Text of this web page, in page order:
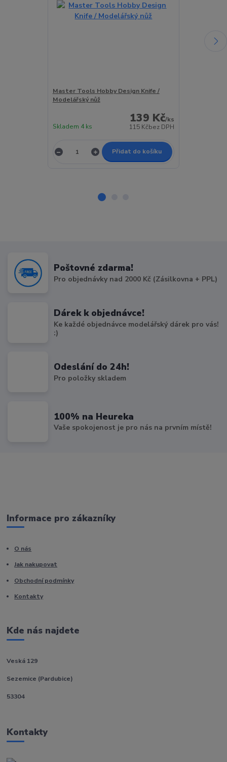
Master Tools Hobby Design Knife /
Modelářský nůž
139 Kč/ks
115 Kčbez DPH
Skladem 4 ks
Přidat do košíku
Poštovné zdarma!
Pro objednávky nad 2000 Kč (Zásilkovna + PPL)
Dárek k objednávce!
Ke každé objednávce modelářský dárek pro vás!
:)
Odeslání do 24h!
Pro položky skladem
100% na Heureka
Vaše spokojenost je pro nás na prvním místě!
Informace pro zákazníky
O nás
Jak nakupovat
Obchodní podmínky
Kontakty
Kde nás najdete
Veská 129
Sezemice (Pardubice)
53304
Kontakty